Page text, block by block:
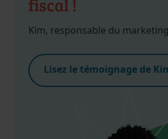
fiscal !
Kim, responsable du
Lisez le témoignage de